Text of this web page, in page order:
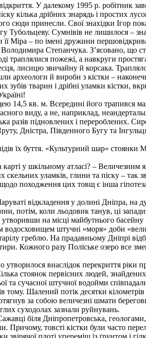
У далекому 1995 р. робiтник
кiлька дрiбних знарядь i простих
сюди принесли. Своï знахiдки Ігор
Тубольцеву. Сумнiвiв не лишилося –
ïï Мiра – по iменi дружини
Степанчука. З’ясовано, що
траплялися пожежi, а навкруги
лисицю звичайну й корсака.
археологи й вироби з кiстки –
зубiв тварин i дрiбнi уламки кiстки,
14,5 кв. м. Всерединi його трапився
виду, а не, наприклад,
разiв пiдновлених i перероблених.
Днiстра, Пiвденного Бугу та
ïх буття. «Культурний шар» стоянки
у шкільному атласі? – Величезним
уламків, глини та піску – так
походження цих товщ є інша
відкладення у долині Дніпра, на
потім, коли льодовик танув, ці
на місці майбутнього
водосховищем штучні «моря» доби
греблю. На прадавньому Дніпрі
Кожного разу Поліське озеро все
утворилося внаслідок перекриття ріки
стоянок первісних людей,
та сучасної штучної водойми
тому. Шалений потік десятки
за собою величезні шмати
суходолах зазнали руйнувань.
біля Дніпропетровська,
Причому, товсті кістки були часто
звірячої плоті упереміш із ґрунтом і